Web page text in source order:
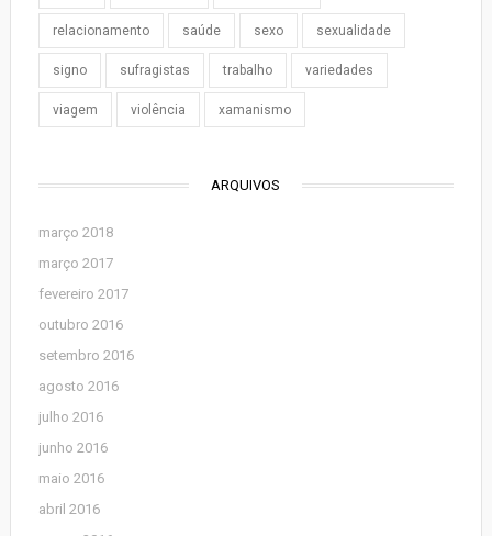
relacionamento saúde sexo sexualidade
signo sufragistas trabalho variedades
viagem violência xamanismo
ARQUIVOS
março 2018
março 2017
fevereiro 2017
outubro 2016
setembro 2016
agosto 2016
julho 2016
junho 2016
maio 2016
abril 2016